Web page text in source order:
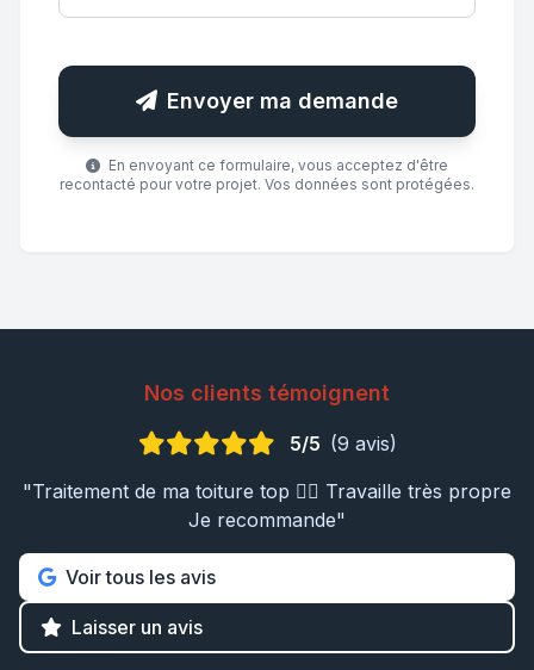
Envoyer ma demande
En envoyant ce formulaire, vous acceptez d'être
recontacté pour votre projet. Vos données sont protégées.
Nos clients témoignent
5/5 (9 avis)
"Traitement de ma toiture top 👍🏼 Travaille très propre
Je recommande"
Voir tous les avis
Laisser un avis